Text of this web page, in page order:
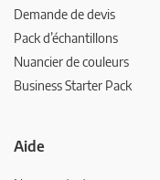
Demande de devis
Pack d’échantillons
Nuancier de couleurs
Business Starter Pack
Aide